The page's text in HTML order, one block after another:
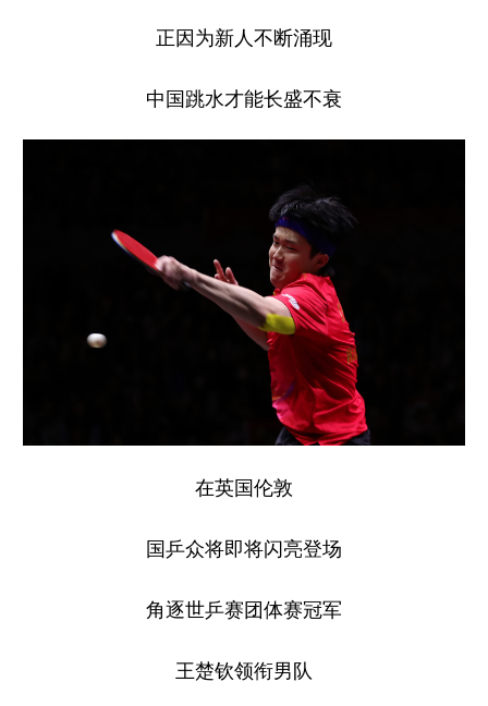
正因为新人不断涌现
中国跳水才能长盛不衰
在英国伦敦
国乒众将即将闪亮登场
角逐世乒赛团体赛冠军
王楚钦领衔男队